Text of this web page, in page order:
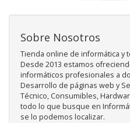
Sobre Nosotros
Tienda online de informática y
Desde 2013 estamos
informáticos profesionales a
Desarrollo de páginas web y
Técnico, Consumibles,
todo lo que busque en
se lo podemos localizar.